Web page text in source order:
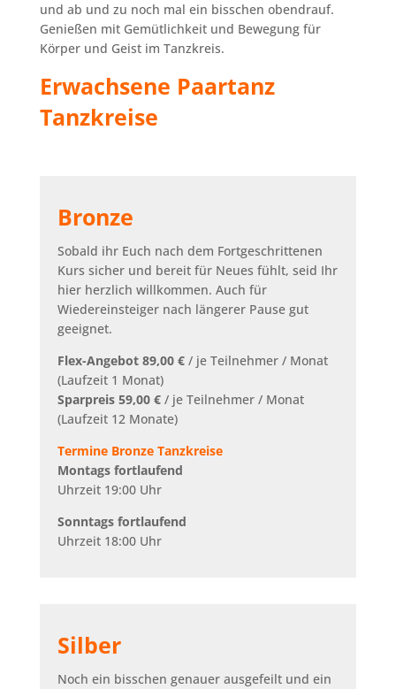
und ab und zu noch mal ein bisschen obendrauf.
Genießen mit Gemütlichkeit und Bewegung für
Körper und Geist im Tanzkreis.
Erwachsene Paartanz
Tanzkreise
Bronze
Sobald ihr Euch nach dem Fortgeschrittenen
Kurs sicher und bereit für Neues fühlt, seid Ihr
hier herzlich willkommen. Auch für
Wiedereinsteiger nach längerer Pause gut
geeignet.
Flex-Angebot 89,00 €/ je Teilnehmer / Monat
(Laufzeit 1 Monat)
Sparpreis 59,00 €/ je Teilnehmer / Monat
(Laufzeit 12 Monate)
Termine Bronze Tanzkreise
Montags fortlaufend
Uhrzeit 19:00 Uhr
Sonntags fortlaufend
Uhrzeit 18:00 Uhr
Silber
Noch ein bisschen genauer ausgefeilt und ein